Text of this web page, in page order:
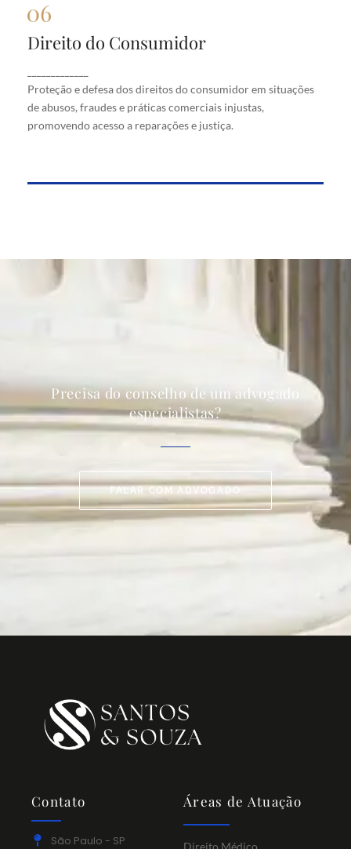
Direito do Consumidor
Proteção e defesa dos direitos do consumidor em situações
de abusos, fraudes e práticas comerciais injustas,
promovendo acesso a reparações e justiça.
Direito do Consumidor
situações de abusos, fraudes e práticas comerciais
injustas, promovendo acesso a reparações e justiça.
Precisa do conselho de um advogado
especialistas?
FALAR COM ADVOGADO
Contato
São Paulo - SP
Áreas de Atuação
Direito Médico